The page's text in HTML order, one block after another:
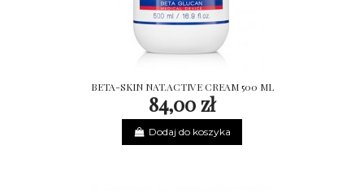
BETA-SKIN NAT.ACTIVE CREAM 500 ML
84,00 zł
Dodaj do koszyka